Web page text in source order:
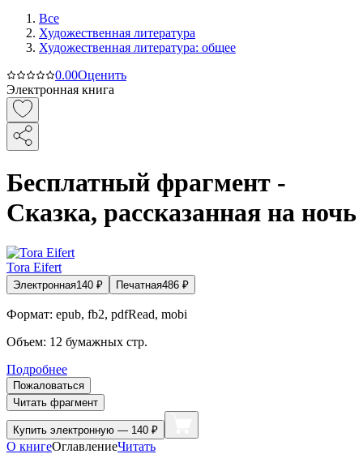
Все
Художественная литература
Художественная литература: общее
0.00Оценить
Электронная книга
Бесплатный фрагмент -
Сказка, рассказанная на ночь
Tora Eifert
Электронная140 ₽ Печатная486 ₽
Формат: epub, fb2, pdfRead, mobi
Объем: 12 бумажных стр.
Подробнее
Пожаловаться
Читать фрагмент
Купить электронную — 140 ₽
О книгеОглавлениеЧитать